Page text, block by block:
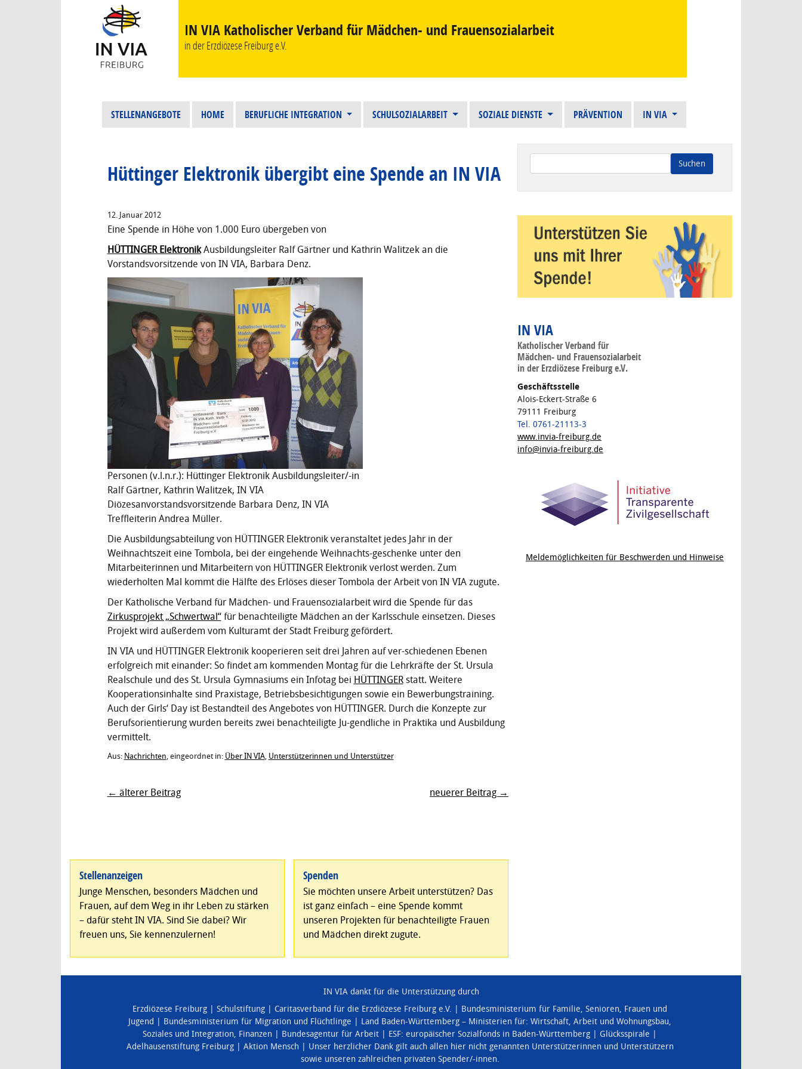
IN VIA Katholischer Verband für Mädchen- und Frauensozialarbeit
in der Erzdiözese Freiburg e.V.
STELLENANGEBOTE HOME BERUFLICHE INTEGRATION SCHULSOZIALARBEIT SOZIALE DIENSTE PRÄVENTION IN VIA
Hüttinger Elektronik übergibt eine Spende an IN VIA
12. Januar 2012
Eine Spende in Höhe von 1.000 Euro übergeben von
HÜTTINGER ElektronikAusbildungsleiter Ralf Gärtner und Kathrin Walitzek an die
Vorstandsvorsitzende von IN VIA, Barbara Denz.
Personen (v.l.n.r.): Hüttinger Elektronik Ausbildungsleiter/-in
Ralf Gärtner, Kathrin Walitzek, IN VIA
Diözesanvorstandsvorsitzende Barbara Denz, IN VIA
Treffleiterin Andrea Müller.
Die Ausbildungsabteilung von HÜTTINGER Elektronik veranstaltet jedes Jahr in der
Weihnachtszeit eine Tombola, bei der eingehende Weihnachts-geschenke unter den
Mitarbeiterinnen und Mitarbeitern von HÜTTINGER Elektronik verlost werden. Zum
wiederholten Mal kommt die Hälfte des Erlöses dieser Tombola der Arbeit von IN VIA zugute.
Der Katholische Verband für Mädchen- und Frauensozialarbeit wird die Spende für das
Zirkusprojekt „Schwertwal“für benachteiligte Mädchen an der Karlsschule einsetzen. Dieses
Projekt wird außerdem vom Kulturamt der Stadt Freiburg gefördert.
IN VIA und HÜTTINGER Elektronik kooperieren seit drei Jahren auf ver-schiedenen Ebenen
erfolgreich mit einander: So findet am kommenden Montag für die Lehrkräfte der St. Ursula
Realschule und des St. Ursula Gymnasiums ein Infotag bei HÜTTINGERstatt. Weitere
Kooperationsinhalte sind Praxistage, Betriebsbesichtigungen sowie ein Bewerbungstraining.
Auch der Girls‘ Day ist Bestandteil des Angebotes von HÜTTINGER. Durch die Konzepte zur
Berufsorientierung wurden bereits zwei benachteiligte Ju-gendliche in Praktika und Ausbildung
vermittelt.
Aus: Nachrichten , eingeordnet in: Über IN VIA, Unterstützerinnen und Unterstützer
neuerer Beitrag →
← älterer Beitrag
Wenn die Ergebnisse der automatischen Vervollständigung
IN VIA
Katholischer Verband für
Mädchen- und Frauensozialarbeit
in der Erzdiözese Freiburg e.V.
Geschäftsstelle
Alois-Eckert-Straße 6
79111 Freiburg
Tel. 0761-21113-3
www.invia-freiburg.de
info@invia-freiburg.de
Meldemöglichkeiten für Beschwerden und Hinweise
Stellenanzeigen
Junge Menschen, besonders Mädchen und
Frauen, auf dem Weg in ihr Leben zu stärken
– dafür steht IN VIA. Sind Sie dabei? Wir
freuen uns, Sie kennenzulernen!
Spenden
Sie möchten unsere Arbeit unterstützen? Das
ist ganz einfach – eine Spende kommt
unseren Projekten für benachteiligte Frauen
und Mädchen direkt zugute.
IN VIA dankt für die Unterstützung durch
Erzdiözese Freiburg
Schulstiftung Caritasverband für die Erzdiözese Freiburg e.V.
Bundesministerium für Familie, Senioren, Frauen und
Jugend
Bundesministerium für Migration und Flüchtlinge Land Baden-Württemberg – Ministerien für: Wirtschaft, Arbeit und Wohnungsbau,
Soziales und Integration, Finanzen Bundesagentur für Arbeit ESF: europäischer Sozialfonds in Baden-Württemberg
Glücksspirale
Adelhausenstiftung Freiburg
Aktion Mensch
Unser herzlicher Dank gilt auch allen hier nicht genannten Unterstützerinnen und Unterstützern
sowie unseren zahlreichen privaten Spender/-innen.